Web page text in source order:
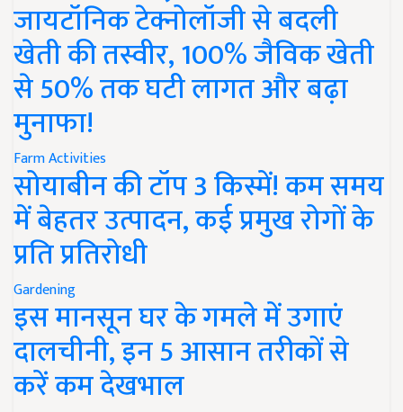
जायटॉनिक टेक्नोलॉजी से बदली
खेती की तस्वीर, 100% जैविक खेती
से 50% तक घटी लागत और बढ़ा
मुनाफा!
Farm Activities
सोयाबीन की टॉप 3 किस्में! कम समय
में बेहतर उत्पादन, कई प्रमुख रोगों के
प्रति प्रतिरोधी
Gardening
इस मानसून घर के गमले में उगाएं
दालचीनी, इन 5 आसान तरीकों से
करें कम देखभाल